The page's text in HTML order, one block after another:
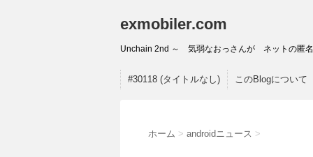
exmobiler.com
Unchain 2nd ～ 気弱なおっさんが ネットの匿
#30118 (タイトルなし) このBlogについて
ホーム > androidニュース >